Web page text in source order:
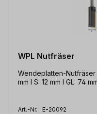
WPL Nutfräser
Wendeplatten-Nutfräser
mm l S: 12 mm l GL: 74
Art.-Nr.: E-20092